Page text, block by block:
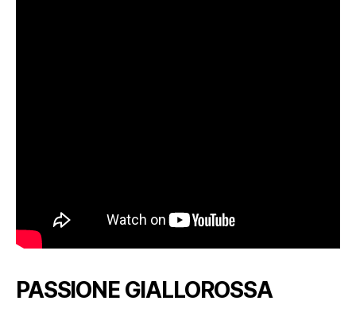
PASSIONE GIALLOROSSA